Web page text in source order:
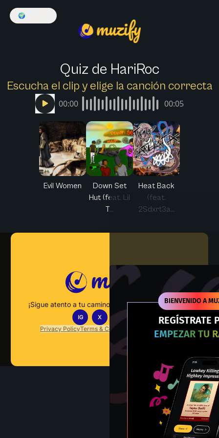
BIENVENIDO A
REGÍSTRATE
EMPEZAR TU
🌍
Quiz de HariRoc
Escucha el clip y elige la canción correcta
00:00 00:05
Evil Women
Down Set
Hut (feat. Lil
T...
Heat Back
(feat.
2Sdxrt3a...
¡Sigue atento a tu camino hacia el dominio musical!
IG X
Privacy PolicyTerms & Conditions